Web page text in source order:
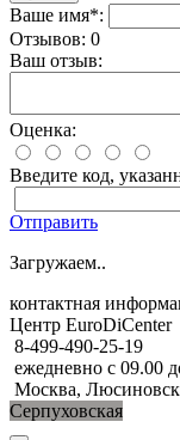
Ваше имя*:
Отзывов: 0
Ваш отзыв:
Оценка:
Введите код,
Отправить
Загружаем..
контактная
Центр EuroDiCenter
8-499-490-25-19
ежедневно с 09.00
Москва,
Серпуховская